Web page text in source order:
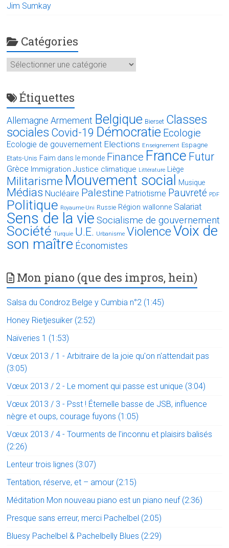
Jim Sumkay
Catégories
Catégories
Étiquettes
Allemagne Armement Belgique Bierset Classes
sociales Covid-19 Démocratie Ecologie
Ecologie de gouvernement Elections Enseignement Espagne
Etats-Unis Faim dans le monde Finance France Futur
Grèce Immigration Justice climatique Littérature Liège
Militarisme Mouvement social Musique
Médias Nucléaire Palestine Patriotisme Pauvreté PDF
Politique Royaume-Uni Russie Région wallonne Salariat
Sens de la vie Socialisme de gouvernement
Société Turquie U.E. Urbanisme ViolenceVoix de
son maître Économistes
Mon piano (que des impros, hein)
Salsa du Condroz Belge y Cumbia n°2 (1:45)
Honey Rietjesuiker (2:52)
Naïveries 1 (1:53)
Vœux 2013 / 1 - Arbitraire de la joie qu'on n'attendait pas
(3:05)
Vœux 2013 / 2 - Le moment qui passe est unique (3:04)
Vœux 2013 / 3 - Psst ! Éternelle basse de JSB, influence
nègre et oups, courage fuyons (1:05)
Vœux 2013 / 4 - Tourments de l'inconnu et plaisirs balisés
(2:26)
Lenteur trois lignes (3:07)
Tentation, réserve, et – amour (2:15)
Méditation Mon nouveau piano est un piano neuf (2:36)
Presque sans erreur, merci Pachelbel (2:05)
Bluesy Pachelbel & Pachelbelly Blues (2:29)